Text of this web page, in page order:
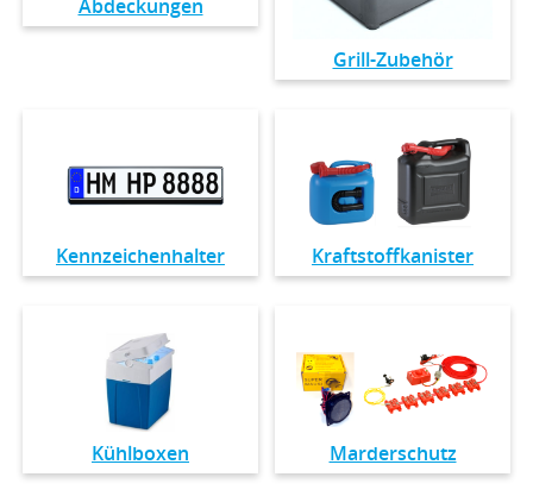
Abdeckungen
Grill-Zubehör
Kennzeichenhalter Kraftstoffkanister
Kühlboxen Marderschutz